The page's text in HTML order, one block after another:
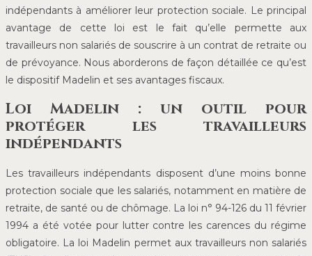
indépendants à améliorer leur protection sociale. Le principal
avantage de cette loi est le fait qu’elle permette aux
travailleurs non salariés de souscrire à un contrat de retraite ou
de prévoyance. Nous aborderons de façon détaillée ce qu’est
le dispositif Madelin et ses avantages fiscaux.
Loi Madelin : un outil pour
protéger les travailleurs
indépendants
Les travailleurs indépendants disposent d’une moins bonne
protection sociale que les salariés, notamment en matière de
retraite, de santé ou de chômage. La loi n° 94-126 du 11 février
1994 a été votée pour lutter contre les carences du régime
obligatoire. La loi Madelin permet aux travailleurs non salariés